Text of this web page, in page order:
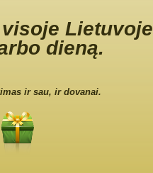
Lietuvoje
dieną.
ir sau, ir dovanai.